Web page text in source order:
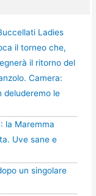
Ladies
il torneo che,
il ritorno del
Camera:
deluderemo le
la Maremma
Uve sane e
un singolare